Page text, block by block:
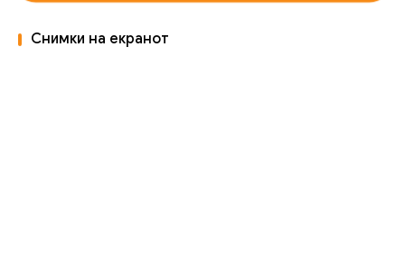
Снимки на екранот